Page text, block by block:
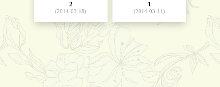
1
(2014-03-11)
2
(2014-03-18)